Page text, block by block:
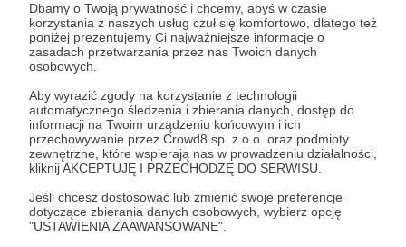
Dbamy o Twoją prywatność i chcemy, abyś w czasie
korzystania z naszych usług czuł się komfortowo, dlatego też
poniżej prezentujemy Ci najważniejsze informacje o
zasadach przetwarzania przez nas Twoich danych
osobowych.
Aby wyrazić zgody na korzystanie z technologii
automatycznego śledzenia i zbierania danych, dostęp do
informacji na Twoim urządzeniu końcowym i ich
przechowywanie przez Crowd8 sp. z o.o. oraz podmioty
zewnętrzne, które wspierają nas w prowadzeniu działalności,
kliknij AKCEPTUJĘ I PRZECHODZĘ DO SERWISU.
Jeśli chcesz dostosować lub zmienić swoje preferencje
dotyczące zbierania danych osobowych, wybierz opcję
"USTAWIENIA ZAAWANSOWANE".
Zostań Patronem
Udostępnij